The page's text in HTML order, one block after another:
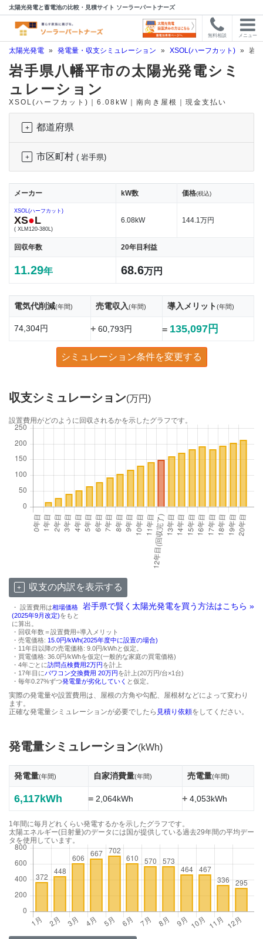
太陽光発電と蓄電池の比較・見積サイト ソーラーパートナーズ
無料相談 メニュー
太陽光発電 » 発電量・収支シミュレーション » XSOL(ハーフカット) » 岩
岩手県八幡平市の太陽光発電シミ
ュレーション
XSOL(ハーフカット)｜6.08kW｜南向き屋根｜現金支払い
都道府県
市区町村 ( 岩手県)
メーカー kW数 価格(税込)
XSOL(ハーフカット)
XS●L
( XLM120-380L)
6.08kW 144.1万円
回収年数 20年目利益
11.29年 68.6万円
電気代削減(年間) 売電収入(年間) 導入メリット(年間)
74,304円 +60,793円 = 135,097円
シミュレーション条件を変更する
収支シミュレーション(万円)
設置費用がどのように回収されるかを示したグラフです。
収支の内訳を表示する
岩手県で賢く太陽光発電を買う方法はこちら »
・ 設置費用は相場価格
(2025年9月改定)をもと
に算出。
・回収年数＝設置費用÷導入メリット
・売電価格: 15.0円/kWh(2025年度中に設置の場合)
・11年目以降の売電価格: 9.0円/kWhと仮定。
・買電価格: 36.0円/kWhを仮定(一般的な家庭の買電価格)
・4年ごとに訪問点検費用2万円を計上
・17年目にパワコン交換費用 20万円を計上(20万円/台×1台)
・毎年0.27%ずつ発電量が劣化していく と仮定。
実際の発電量や設置費用は、屋根の方角や勾配、屋根材などによって変わり
ます。
正確な発電量シミュレーションが必要でしたら 見積り依頼をしてください。
発電量シミュレーション(kWh)
発電量(年間) 自家消費量(年間) 売電量(年間)
6,117kWh =2,064kWh +4,053kWh
1年間に毎月どれくらい発電するかを示したグラフです。
太陽エネルギー(日射量)のデータには国が提供している過去29年間の平均デー
タを使用しています。